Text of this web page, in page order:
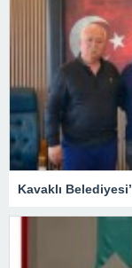
Kavaklı